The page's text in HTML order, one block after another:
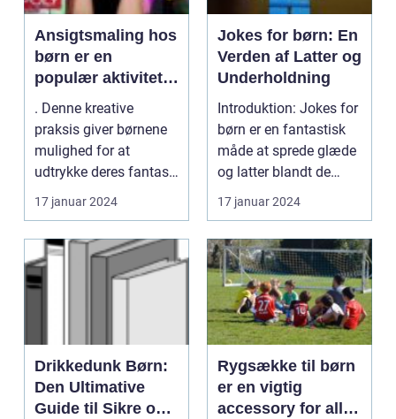
Ansigtsmaling hos
børn er en
populær aktivitet,
som både
underholder og
fascinerer de små
. Denne kreative
praksis giver børnene
mulighed for at
udtrykke deres fantasi
og udvikle deres artis...
17 januar 2024
Jokes for børn: En
Verden af Latter og
Underholdning
Introduktion: Jokes for
børn er en fantastisk
måde at sprede glæde
og latter blandt de
yngste medlem...
17 januar 2024
Drikkedunk Børn:
Den Ultimative
Guide til Sikre og
Rygsække til børn
er en vigtig
accessory for alle